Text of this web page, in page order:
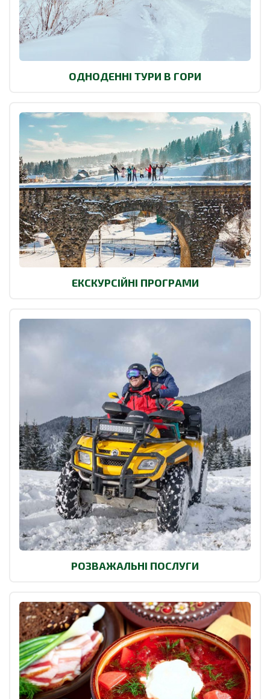
ОДНОДЕННІ ТУРИ В ГОРИ
ЕКСКУРСІЙНІ ПРОГРАМИ
РОЗВАЖАЛЬНІ ПОСЛУГИ